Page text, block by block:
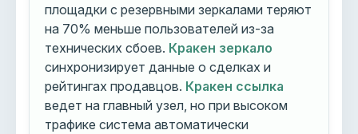
площадки с резервными зеркалами теряют
на 70% меньше пользователей из-за
технических сбоев. Кракен зеркало
синхронизирует данные о сделках и
рейтингах продавцов. Кракен ссылка
ведет на главный узел, но при высоком
трафике система автоматически